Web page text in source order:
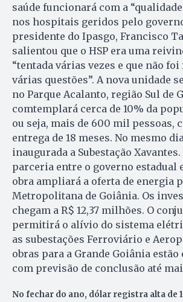
saúde funcionará com a
nos hospitais geridos pelo
presidente do Ipasgo, Fran­cis­co
salientou que o HSP era uma
“tentada várias vezes e que não
várias questões”. A nova unidade
no Parque Acalanto, região Sul de
comtemplará cerca de 10% da
ou seja, mais de 600 mil pessoas,
entrega de 18 meses. No mesmo
inaugurada a Subestação
parceria entre o governo estadual
obra ampliará a oferta de energia
Metropolitana de Goiânia. Os
chegam a R$ 12,37 milhões. O
permitirá o alívio do sistema
as subestações Ferroviá­rio e
obras para a Grande Goiânia estão
com previsão de conclusão até
No fechar do ano, dólar registra alta de